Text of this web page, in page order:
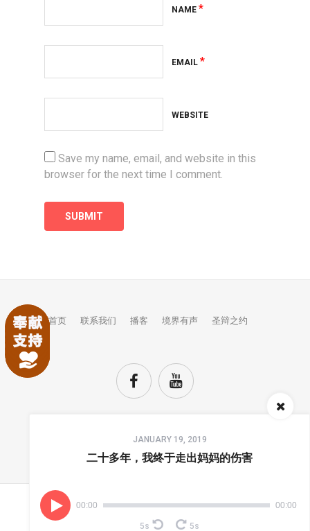
NAME *
EMAIL *
WEBSITE
Save my name, email, and website in this
browser for the next time I comment.
JANUARY 19, 2019
二十多年，我终于走出妈妈的伤害
00:00 00:00
5s 5s
首页 联系我们 播客 境界有声 圣辩之约
TOP